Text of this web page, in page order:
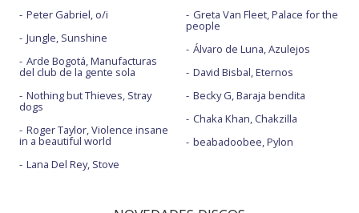
Peter Gabriel, o/i
Jungle, Sunshine
Arde Bogotá, Manufacturas
del club de la gente sola
Nothing but Thieves, Stray
dogs
Roger Taylor, Violence insane
in a beautiful world
Lana Del Rey, Stove
Greta Van Fleet, Palace for the
people
Álvaro de Luna, Azulejos
David Bisbal, Eternos
Becky G, Baraja bendita
Chaka Khan, Chakzilla
beabadoobee, Pylon